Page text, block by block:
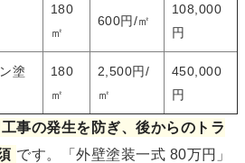
180
㎡
600円/㎡
108,000
円
塗
180
㎡
2,500円/
㎡
450,000
円
事の発生を防ぎ、後からのトラ
です。「外壁塗装一式 80万円」